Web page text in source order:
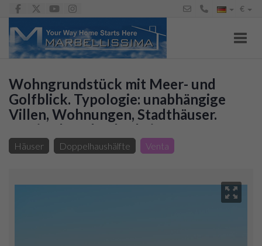
€
Wohngrundstück mit Meer- und
Golfblick. Typologie: unabhängige
Villen, Wohnungen, Stadthäuser.
Maximale Bebaubarkeit: 3.010,00
m2/Dach.
Häuser Doppelhaushälfte Venta